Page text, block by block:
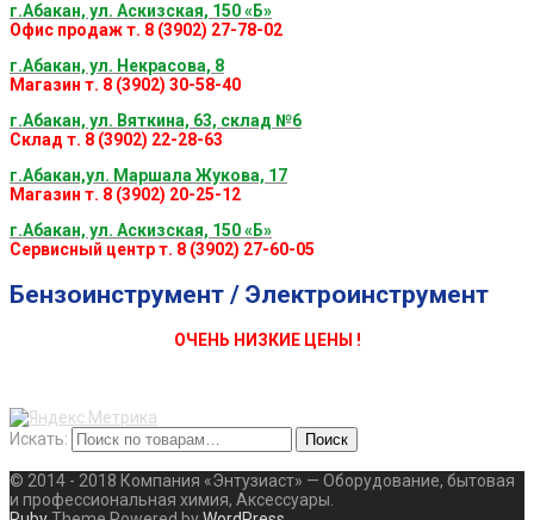
г.Абакан, ул. Аскизская, 150 «Б»
Офис продаж т. 8 (3902) 27-78-02
г.Абакан, ул. Некрасова, 8
Магазин т. 8 (3902) 30-58-40
г.Абакан, ул. Вяткина, 63, склад №6
Склад т. 8 (3902) 22-28-63
г.Абакан,ул. Маршала Жукова, 17
Магазин т. 8 (3902) 20-25-12
г.Абакан, ул. Аскизская, 150 «Б»
Сервисный центр т. 8 (3902) 27-60-05
Бензоинструмент / Электроинструмент
ОЧЕНЬ НИЗКИЕ ЦЕНЫ !
Искать: Поиск
© 2014 - 2018 Компания «Энтузиаст» — Оборудование, бытовая
и профессиональная химия, Аксессуары.